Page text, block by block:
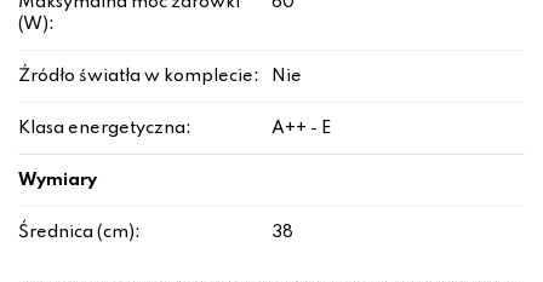
(W):
Źródło światła w komplecie: Nie
Klasa energetyczna: A++ - E
Wymiary
Średnica (cm): 38